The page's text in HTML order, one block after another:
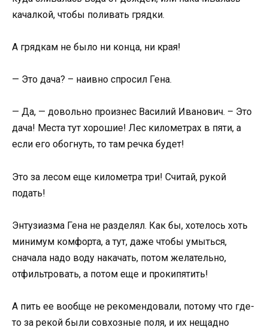
качалкой, чтобы поливать грядки.
А грядкам не было ни конца, ни края!
— Это дача? – наивно спросил Гена.
— Да, — довольно произнес Василий Иванович. – Это
дача! Места тут хорошие! Лес километрах в пяти, а
если его обогнуть, то там речка будет!
Это за лесом еще километра три! Считай, рукой
подать!
Энтузиазма Гена не разделял. Как бы, хотелось хоть
минимум комфорта, а тут, даже чтобы умыться,
сначала надо воду накачать, потом желательно,
отфильтровать, а потом еще и прокипятить!
А пить ее вообще не рекомендовали, потому что где-
то за рекой были совхозные поля, и их нещадно